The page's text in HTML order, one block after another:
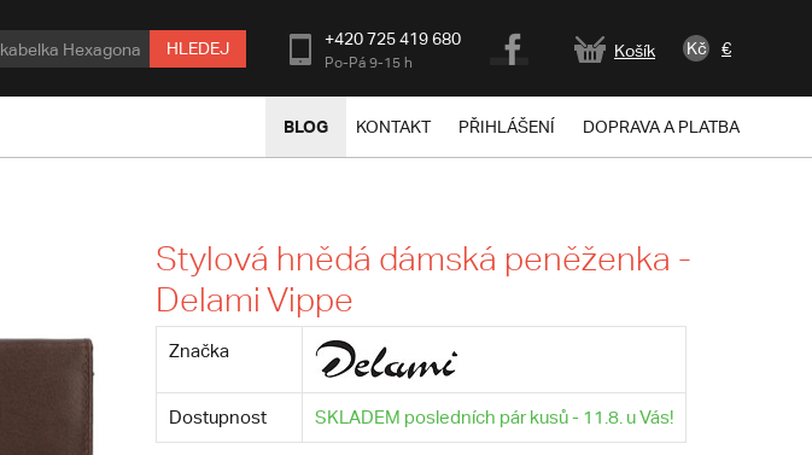
HLEDEJ +420 725 419 680
Po-Pá 9-15 h
Košík Kč €
BLOG KONTAKT PŘIHLÁŠENÍ DOPRAVA A PLATBA
Stylová hnědá dámská peněženka -
Delami Vippe
Značka
Dostupnost SKLADEM posledních pár kusů - 11.8. u Vás!